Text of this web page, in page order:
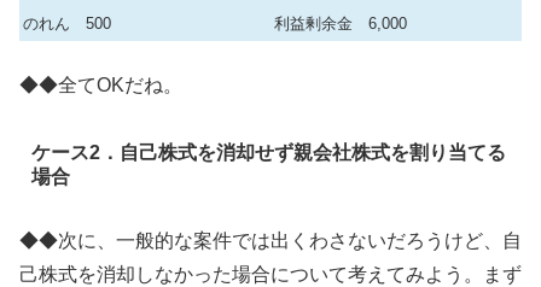
のれん 500
利益剰余金 6,000
◆◆全てOKだね。
ケース2．自己株式を消却せず親会社株式を割り当てる
場合
◆◆次に、一般的な案件では出くわさないだろうけど、自
己株式を消却しなかった場合について考えてみよう。まず